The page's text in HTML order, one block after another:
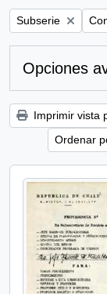
Remove filter:
Subserie
Opciones
Imprimir vista
Ordenar